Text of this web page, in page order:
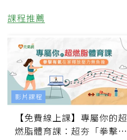
課程推薦
【免費線上課】專屬你的超
燃脂體育課：超夯「拳擊有
影片課程